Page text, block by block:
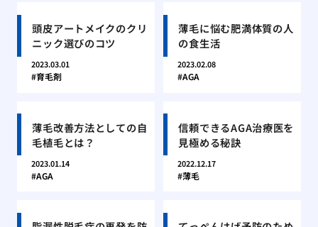
頭皮アートメイクのクリ
ニック選びのコツ
2023.03.01
育毛剤
薄毛に悩む肥満体質の人
の食生活
2023.02.08
AGA
薄毛改善方法としての自
毛植毛とは？
2023.01.14
AGA
信頼できるAGA治療医を
見極める秘訣
2022.12.17
薄毛